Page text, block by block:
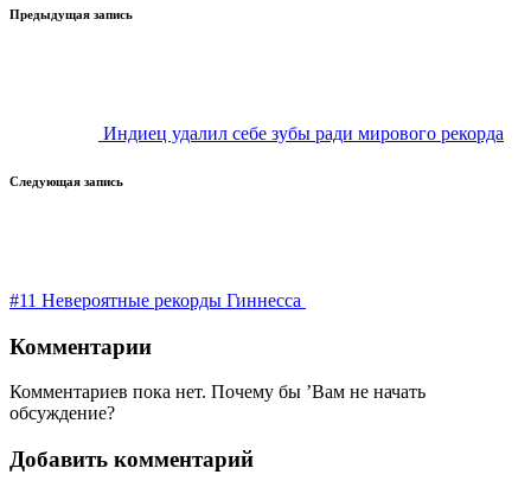
Навигация
Предыдущая запись
Индиец удалил себе зубы ради мирового рекорда
Следующая запись
#11 Невероятные рекорды Гиннесса
Комментарии
Комментариев пока нет. Почему бы ’Вам не начать
обсуждение?
Добавить комментарий